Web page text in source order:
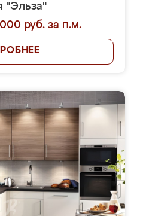
"Эльза"
руб. за п.м.